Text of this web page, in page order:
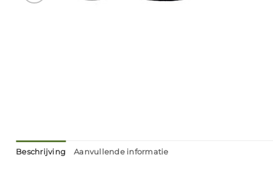
Beschrijving Aanvullende informatie